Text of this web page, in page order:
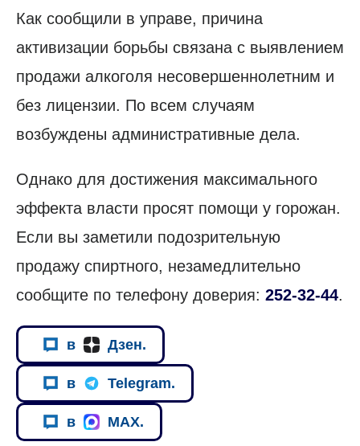
Как сообщили в управе, причина
активизации борьбы связана с выявлением
продажи алкоголя несовершеннолетним и
без лицензии. По всем случаям
возбуждены административные дела.
Однако для достижения максимального
эффекта власти просят помощи у горожан.
Если вы заметили подозрительную
продажу спиртного, незамедлительно
сообщите по телефону доверия: 252-32-44.
в Дзен.
в Telegram.
в MAX.